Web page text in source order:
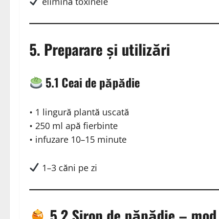
5. Preparare și utilizări
5.1 Ceai de păpădie
• 1 lingură plantă uscată
• 250 ml apă fierbinte
• infuzare 10–15 minute
1–3 căni pe zi